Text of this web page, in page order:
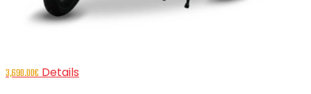
3,690.00€ Details